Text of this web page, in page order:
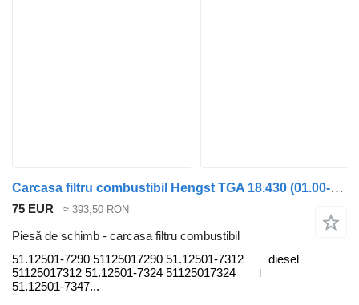
Carcasa filtru combustibil Hengst TGA 18.430 (01.00-) 51.12501-7290 pentru cap tractor MAN 4-series, TGA (1993-2009)
75 EUR ≈ 393,50 RON
Piesă de schimb - carcasa filtru combustibil
51.12501-7290 51125017290 51.12501-7312
51125017312 51.12501-7324 51125017324
51.12501-7347...
diesel